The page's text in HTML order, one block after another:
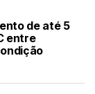
de até 5
entre